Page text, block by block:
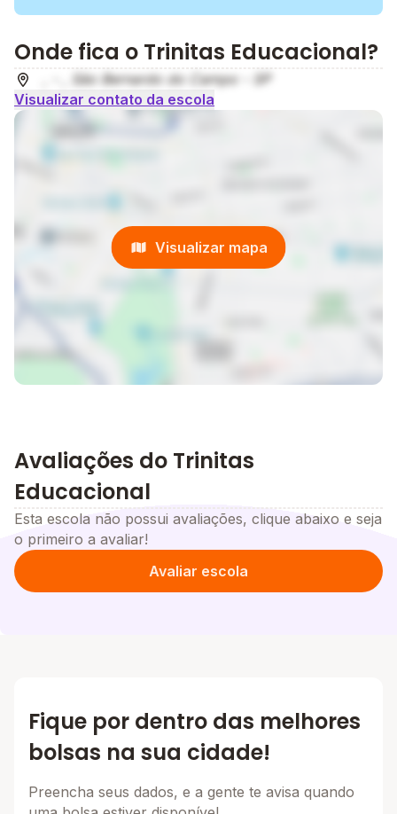
Onde fica o Trinitas Educacional?
, - , São Bernardo do Campo - SP
Visualizar contato da escola
Visualizar mapa
Avaliações do Trinitas
Educacional
Esta escola não possui avaliações, clique abaixo e seja
o primeiro a avaliar!
Avaliar escola
Fique por dentro das melhores
bolsas na sua cidade!
Preencha seus dados, e a gente te avisa quando